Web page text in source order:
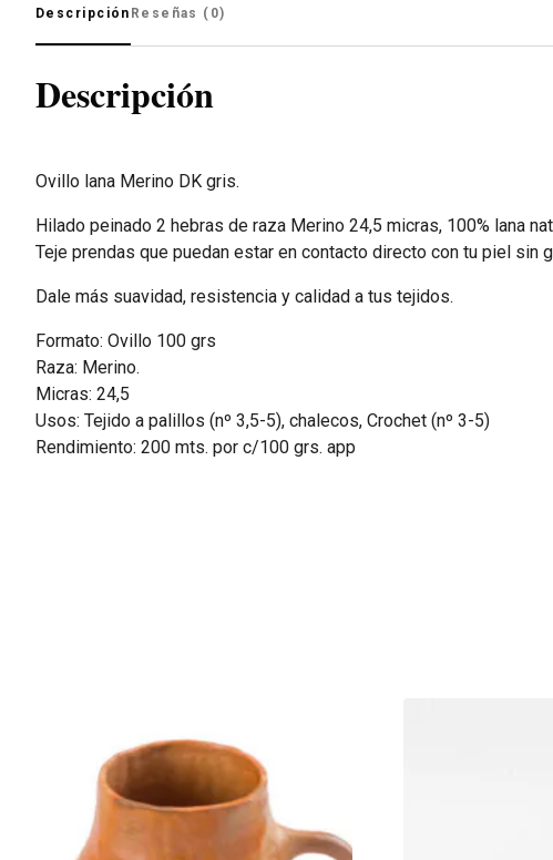
Descripción Reseñas (0)
Descripción
Ovillo lana Merino DK gris.
Hilado peinado 2 hebras de raza Merino 24,5 micras, 100% lana
Teje prendas que puedan estar en contacto directo con tu piel sin
Dale más suavidad, resistencia y calidad a tus tejidos.
Formato: Ovillo 100 grs
Raza: Merino.
Micras: 24,5
Usos: Tejido a palillos (nº 3,5-5), chalecos, Crochet (nº 3-5)
Rendimiento: 200 mts. por c/100 grs. app